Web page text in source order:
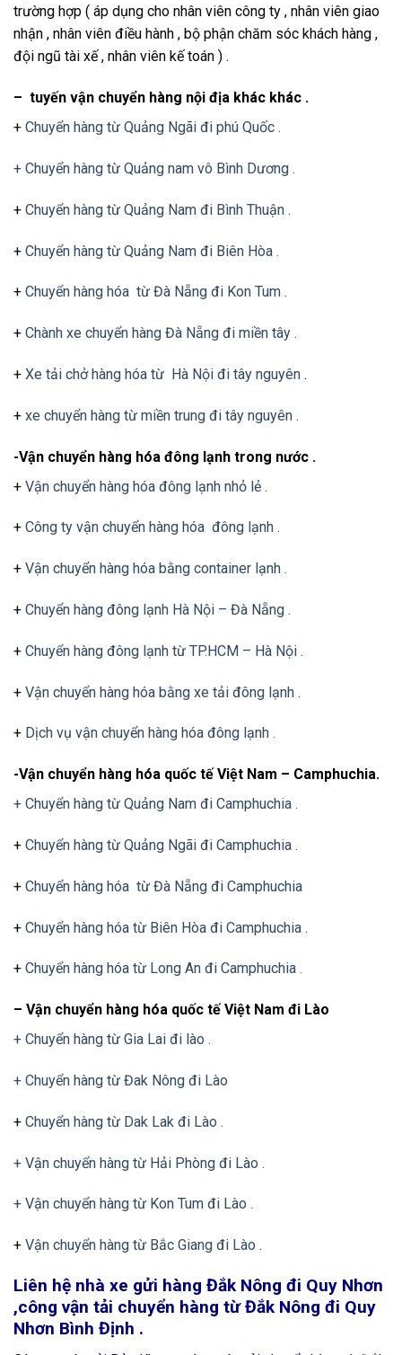
trường hợp ( áp dụng cho nhân viên công ty , nhân viên giao
nhận , nhân viên điều hành , bộ phận chăm sóc khách hàng ,
đội ngũ tài xế , nhân viên kế toán ) .
– tuyến vận chuyển hàng nội địa khác khác .
+ Chuyển hàng từ Quảng Ngãi đi phú Quốc .
+ Chuyển hàng từ Quảng nam vô Bình Dương .
+ Chuyển hàng từ Quảng Nam đi Bình Thuận .
+ Chuyển hàng từ Quảng Nam đi Biên Hòa .
+ Chuyển hàng hóa từ Đà Nẵng đi Kon Tum .
+ Chành xe chuyển hàng Đà Nẵng đi miền tây .
+ Xe tải chở hàng hóa từ Hà Nội đi tây nguyên .
+ xe chuyển hàng từ miền trung đi tây nguyên .
-Vận chuyển hàng hóa đông lạnh trong nước .
+ Vận chuyển hàng hóa đông lạnh nhỏ lẻ .
+ Công ty vận chuyển hàng hóa đông lạnh .
+ Vận chuyển hàng hóa bằng container lạnh .
+ Chuyển hàng đông lạnh Hà Nội – Đà Nẵng .
+ Chuyển hàng đông lạnh từ TP.HCM – Hà Nội .
+ Vận chuyển hàng hóa bằng xe tải đông lạnh .
+ Dịch vụ vận chuyển hàng hóa đông lạnh .
-Vận chuyển hàng hóa quốc tế Việt Nam – Camphuchia.
+ Chuyển hàng từ Quảng Nam đi Camphuchia .
+ Chuyển hàng từ Quảng Ngãi đi Camphuchia .
+ Chuyển hàng hóa từ Đà Nẵng đi Camphuchia
+ Chuyển hàng hóa từ Biên Hòa đi Camphuchia .
+ Chuyển hàng hóa từ Long An đi Camphuchia .
– Vận chuyển hàng hóa quốc tế Việt Nam đi Lào
+ Chuyển hàng từ Gia Lai đi lào .
+ Chuyển hàng từ Đak Nông đi Lào
+ Chuyển hàng từ Dak Lak đi Lào .
+ Vận chuyển hàng từ Hải Phòng đi Lào .
+ Vận chuyển hàng từ Kon Tum đi Lào .
+ Vận chuyển hàng từ Bắc Giang đi Lào .
Liên hệ nhà xe gửi hàng Đắk Nông đi Quy Nhơn
,công vận tải chuyển hàng từ Đắk Nông đi Quy
Nhơn Bình Định .